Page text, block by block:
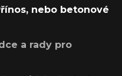
nebo betonové
a rady pro